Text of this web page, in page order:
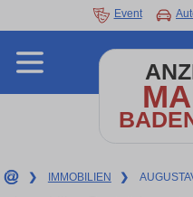
Event
❯ IMMOBILIEN ❯